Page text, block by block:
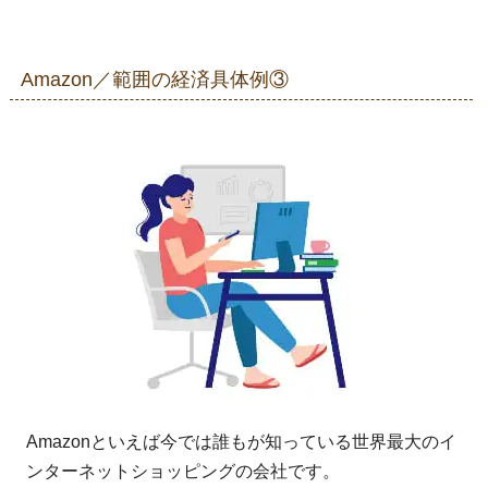
Amazon／範囲の経済具体例③
Amazonといえば今では誰もが知っている世界最大のイ
ンターネットショッピングの会社です。